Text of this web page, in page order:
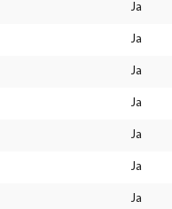
ja
ja
ja
ja
ja
ja
ja